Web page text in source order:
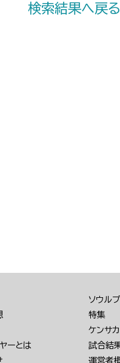
検索結果へ戻る
ソウル
特集
ケンサ
ーとは
試合結
運営者